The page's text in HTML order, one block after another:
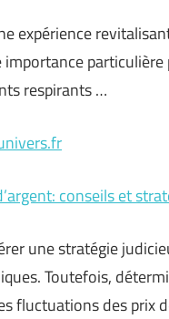
expérience
respirants …
conseils et
une stratégie
Toutefois,
fluctuations des prix